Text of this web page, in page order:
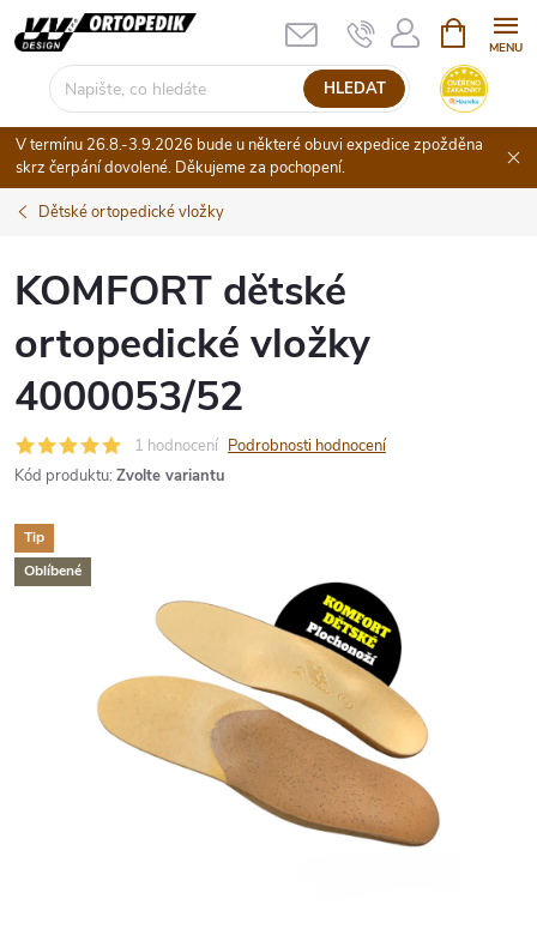
Přejít
na
HLEDAT
NÁKUPNÍ
KOŠÍK
V termínu 26.8.-3.9.2026 bude u některé obuvi expedice zpožděna
skrz čerpání dovolené. Děkujeme za pochopení.
Dětské ortopedické vložky
KOMFORT dětské
ortopedické vložky
4000053/52
1 hodnocení Podrobnosti hodnocení
Kód produktu: Zvolte variantu
Tip
Oblíbené